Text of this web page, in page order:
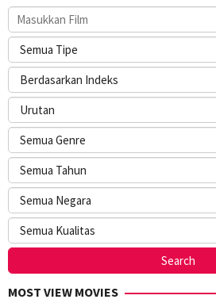
MOST VIEW MOVIES